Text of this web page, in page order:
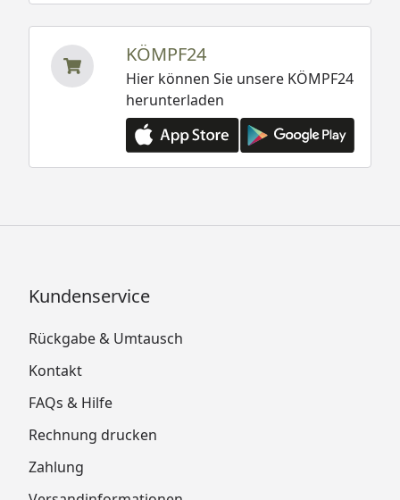
KÖMPF24
Hier können Sie unsere KÖMPF24
herunterladen
Kundenservice
Rückgabe & Umtausch
Kontakt
FAQs & Hilfe
Rechnung drucken
Zahlung